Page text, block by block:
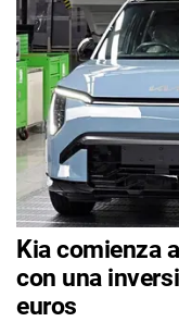
Kia comienza
con una
euros